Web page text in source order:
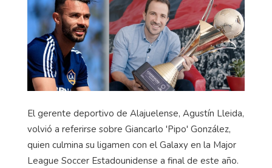
El gerente deportivo de Alajuelense, Agustín Lleida,
volvió a referirse sobre Giancarlo 'Pipo' González,
quien culmina su ligamen con el Galaxy en la Major
League Soccer Estadounidense a final de este año.